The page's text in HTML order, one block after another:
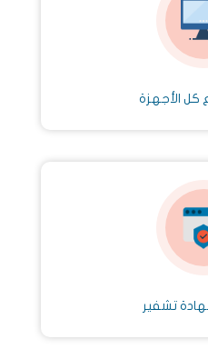
الأجهزة
تشفير